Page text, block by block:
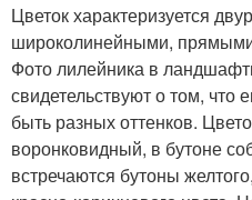
Цветок характеризуется
широколинейными,
Фото лилейника в
свидетельствуют о том, что
быть разных оттенков.
воронковидный, в бутоне
встречаются бутоны